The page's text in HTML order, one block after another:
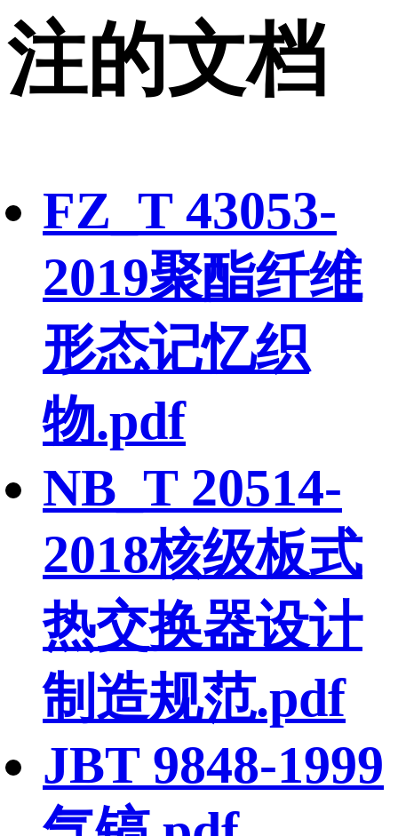
注的文档
FZ_T 43053-
2019聚酯纤维
形态记忆织
物.pdf
NB_T 20514-
2018核级板式
热交换器设计
制造规范.pdf
JBT 9848-1999